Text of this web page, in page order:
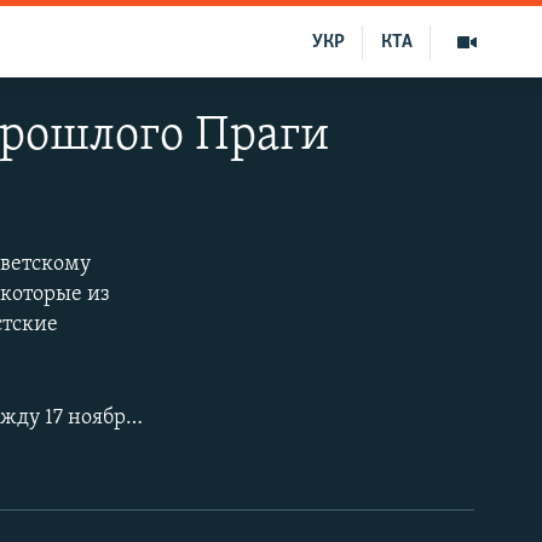
КТА
УКР
Праги
из
Бархатная революция – период политических изменений в Чехословакии между 17 ноября и 29 декабря 1989, который привел к падению коммунистического режима и трансформации политической системы в плюралистическую демократию; в экономической сфере – плановой экономики в рыночной. Распад бывшего восточного блока, в котором доминировал Советский Союз, и растущее недовольство подавляющего большинства населения экономической и политической ситуацией в стране привели к значительному ускорению изменений.